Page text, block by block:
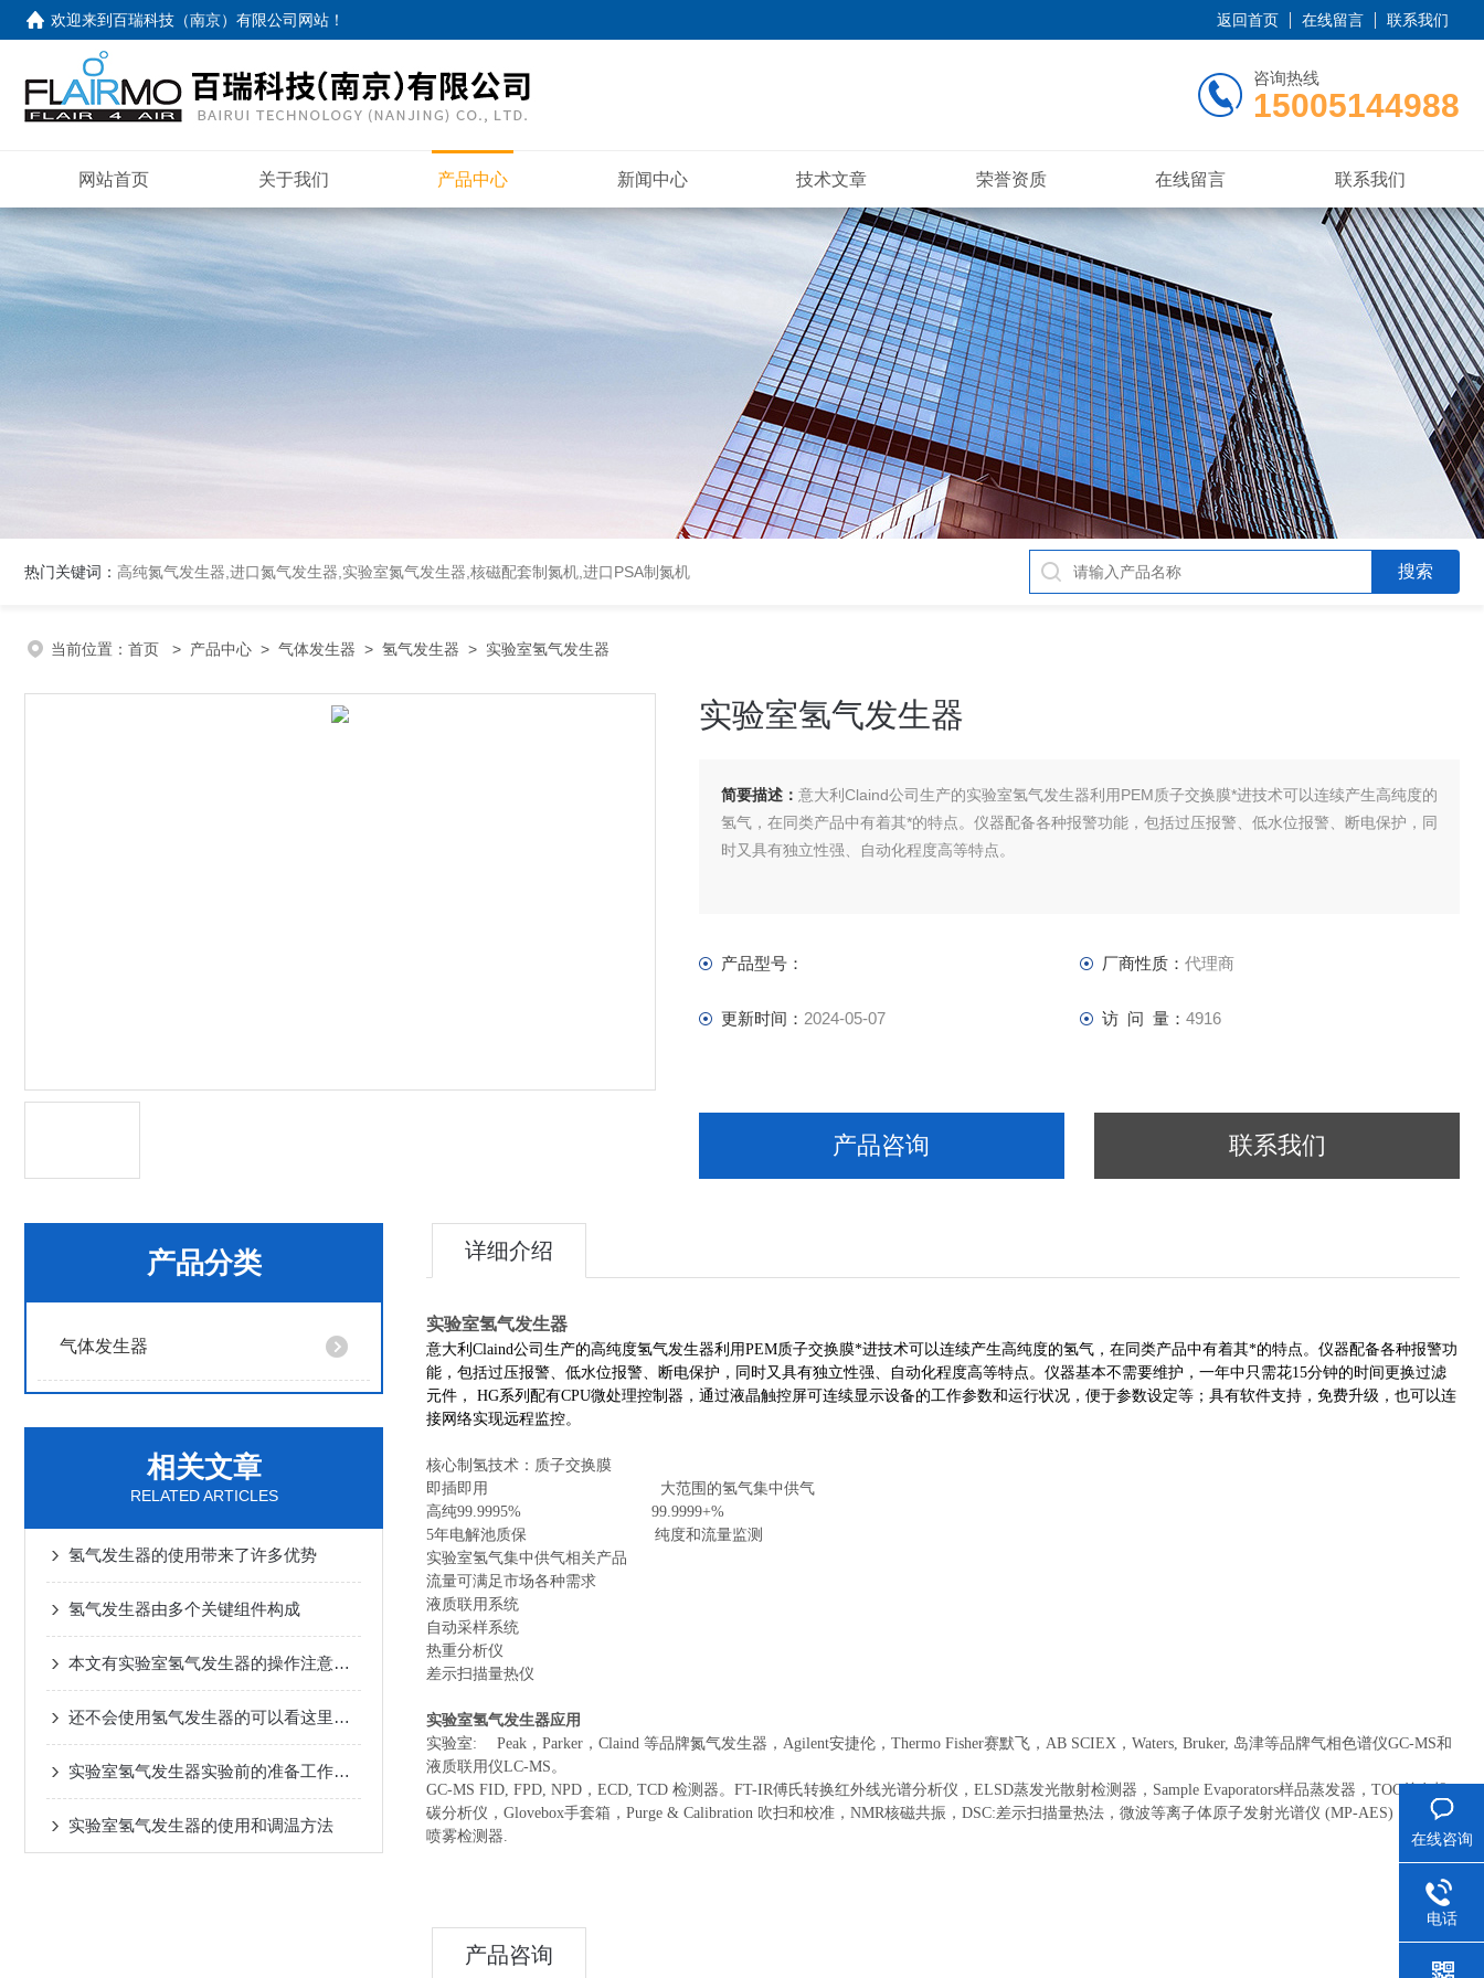
欢迎来到百瑞科技（南京）有限公司网站 ！ 返回首页 在线留言 联系我们
咨询热线
15005144988
网站首页 关于我们 产品中心 新闻中心 技术文章 荣誉资质 在线留言 联系我们
热门关键词： 高纯氮气发生器,进口氮气发生器,实验室氮气发生器,核磁配套制氮机,进口PSA制氮机
当前位置： 首页 > 产品中心 > 气体发生器 > 氢气发生器 > 实验室氢气发生器
实验室氢气发生器
简要描述： 意大利Claind公司生产的实验室氢气发生器利用PEM质子交换膜*进技术可以连续产生高纯度的
氢气，在同类产品中有着其*的特点。仪器配备各种报警功能，包括过压报警、低水位报警、断电保护，同
时又具有独立性强、自动化程度高等特点。
产品型号： 厂商性质： 代理商
更新时间： 2024-05-07 访 问 量： 4916
产品咨询 联系我们
产品分类
气体发生器
相关文章
RELATED ARTICLES
氢气发生器的使用带来了许多优势
氢气发生器由多个关键组件构成
本文有实验室氢气发生器的操作注意事项，大家可以仔细看看
还不会使用氢气发生器的可以看这里，包教包会
实验室氢气发生器实验前的准备工作有哪些？
实验室氢气发生器的使用和调温方法
详细介绍
实验室氢气发生器
意大利Claind公司生产的高纯度氢气发生器利用PEM质子交换膜*进技术可以连续产生高纯度的氢气，在同类产品中有着其*的特点。仪器配备各种报警功
能，包括过压报警、低水位报警、断电保护，同时又具有独立性强、自动化程度高等特点。仪器基本不需要维护，一年中只需花15分钟的时间更换过滤
元件， HG系列配有CPU微处理控制器，通过液晶触控屏可连续显示设备的工作参数和运行状况，便于参数设定等；具有软件支持，免费升级，也可以连
接网络实现远程监控。
核心制氢技术：质子交换膜
即插即用 大范围的氢气集中供气
高纯99.9995% 99.9999+%
5年电解池质保 纯度和流量监测
实验室氢气集中供气相关产品
流量可满足市场各种需求
液质联用系统
自动采样系统
热重分析仪
差示扫描量热仪
实验室氢气发生器应用
实验室: Peak，Parker，Claind 等品牌氮气发生器，Agilent安捷伦，Thermo Fisher赛默飞，AB SCIEX，Waters, Bruker, 岛津等品牌气相色谱仪GC-MS和
液质联用仪LC-MS。
GC-MS FID, FPD, NPD，ECD, TCD 检测器。FT-IR傅氏转换红外线光谱分析仪，ELSD蒸发光散射检测器，Sample Evaporators样品蒸发器，TOC总有机
碳分析仪，Glovebox手套箱，Purge & Calibration 吹扫和校准，NMR核磁共振，DSC:差示扫描量热法，微波等离子体原子发射光谱仪 (MP-AES)，CAD电
喷雾检测器.
产品咨询
在线咨询
电话